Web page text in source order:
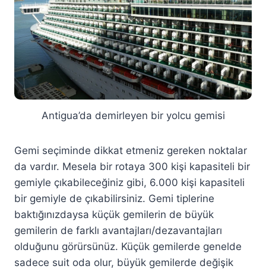
Antigua’da demirleyen bir yolcu gemisi
Gemi seçiminde dikkat etmeniz gereken noktalar
da vardır. Mesela bir rotaya 300 kişi kapasiteli bir
gemiyle çıkabileceğiniz gibi, 6.000 kişi kapasiteli
bir gemiyle de çıkabilirsiniz. Gemi tiplerine
baktığınızdaysa küçük gemilerin de büyük
gemilerin de farklı avantajları/dezavantajları
olduğunu görürsünüz. Küçük gemilerde genelde
sadece suit oda olur, büyük gemilerde değişik